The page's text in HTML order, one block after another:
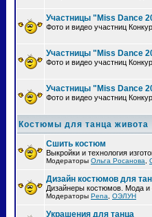
Участницы "Miss Dance
Фото и видео участниц
Участницы "Miss Dance
Фото и видео участниц
Участницы "Miss Dance
Фото и видео участниц
Костюмы для танца живота
Сшить костюм
Выкройки и технология
Модераторы Ольга Росанова
Дизайн костюмов для
Дизайнеры костюмов. Мода и
Модераторы Pena ОЭЛУН
Украшения для танца